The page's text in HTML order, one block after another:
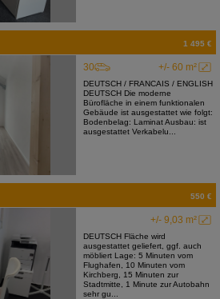
1 495 €
+/- 60 m²
30
DEUTSCH / FRANCAIS / ENGLISH
DEUTSCH Die moderne
Bürofläche in einem funktionalen
Gebäude ist ausgestattet wie folgt:
Bodenbelag: Laminat Ausbau: ist
ausgestattet Verkabelu...
550 €
+/- 9,03 m²
DEUTSCH Fläche wird
ausgestattet geliefert, ggf. auch
möbliert Lage: 5 Minuten vom
Flughafen, 10 Minuten vom
Kirchberg, 15 Minuten zur
Stadtmitte, 1 Minute zur Autobahn
sehr gu...